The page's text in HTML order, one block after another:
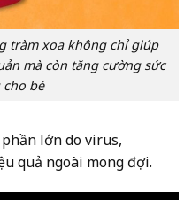
tràm xoa không chỉ giúp
mà còn tăng cường sức
cho bé
lớn do virus,
quả ngoài mong đợi.